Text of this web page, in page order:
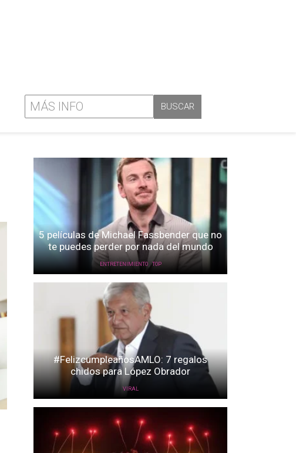
5 películas de Michael Fassbender que no
te puedes perder por nada del mundo
ENTRETENIMIENTO,TOP
#FelizcumpleañosAMLO: 7 regalos
chidos para López Obrador
VIRAL